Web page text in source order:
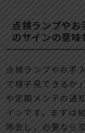
点検ランプや
のサインの意味
点検ランプやお手
で様子見できるか
や定期メンテの通
インです。まずは
除去し、必要なら